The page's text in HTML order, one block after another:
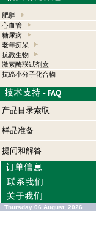
肥胖
心血管
糖尿病
老年痴呆
抗微生物
激素酶联试剂盒
抗癌小分子化合物
产品目录索取
样品准备
提问和解答
Thursday 06 August, 2026